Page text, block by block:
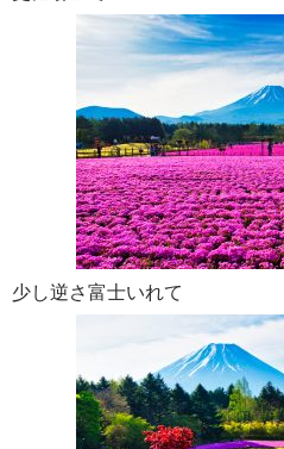
少し逆さ富士いれて